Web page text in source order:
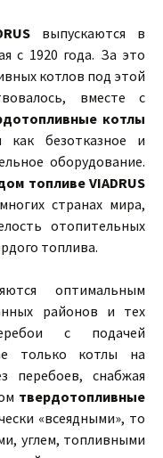
выпускаются в
с 1920 года. За это
котлов под этой
вместе с
котлы
как безотказное и
оборудование.
топливе VIADRUS
странах мира,
отопительных
топлива.
оптимальным
районов и тех
с подачей
только котлы на
перебоев, снабжая
твердотопливные
«всеядными», то
углем, топливными